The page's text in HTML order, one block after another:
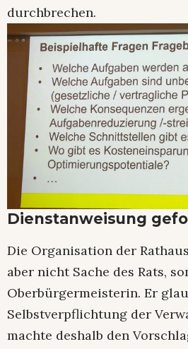
durchbrechen.
Dienstanweisung
Die Organisation der
aber nicht Sache des Rats,
Oberbürgermeisterin. Er
Selbstverpflichtung der
machte deshalb den